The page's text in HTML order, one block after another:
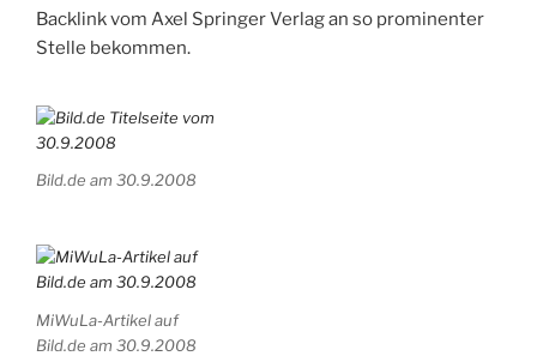
Backlink vom Axel Springer Verlag an so prominenter
Stelle bekommen.
Bild.de am 30.9.2008
MiWuLa-Artikel auf
Bild.de am 30.9.2008